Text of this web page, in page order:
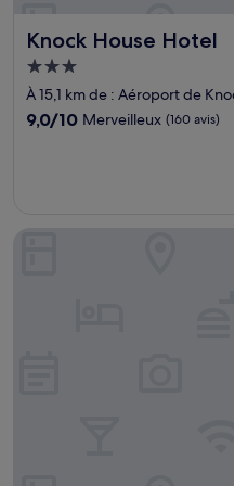
Knock House Hotel
Knock House Hotel
Hébergement
3.0 étoiles
À 15,1 km de : Aéroport de
9.0
9,0/10 Merveilleux (160 avis)